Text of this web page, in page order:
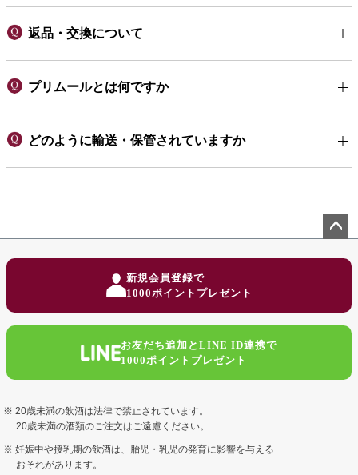
返品・交換について
プリムールとは何ですか
どのように輸送・保管されていますか
新規会員登録で
1000ポイントプレゼント
お友だち追加とLINE ID連携で
1000ポイントプレゼント
20歳未満の飲酒は法律で禁止されています。
20歳未満の酒類のご注文はご遠慮ください。
妊娠中や授乳期の飲酒は、胎児・乳児の発育に影響を与える
おそれがあります。